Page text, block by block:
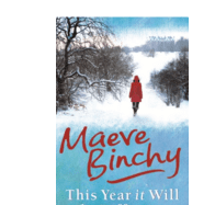
THE KEEPER OF
STORIES
65,00